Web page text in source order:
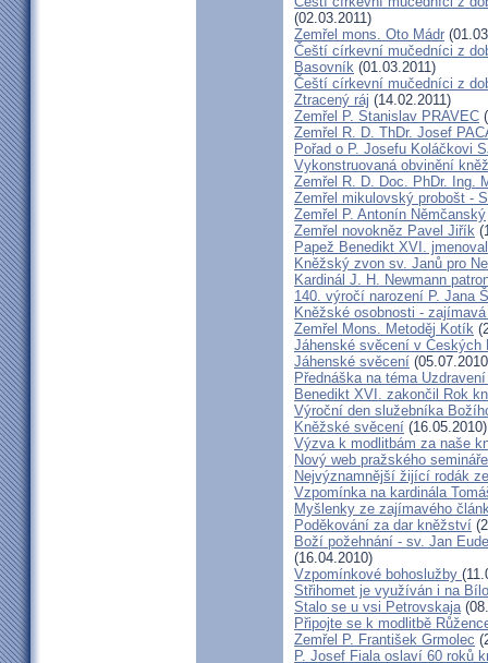
(02.03.2011)
Zemřel mons. Oto Mádr
Čeští církevní mučedníci z
Basovník (01.03.2011)
Čeští církevní mučedníci z
Ztracený ráj (14.02.2011)
Zemřel P. Stanislav PRAVEC
Zemřel R. D. ThDr. Josef
Pořad o P. Josefu Koláčkovi
Vykonstruovaná obvinění
Zemřel R. D. Doc. PhDr. Ing.
Zemřel mikulovský probošt -
Zemřel P. Antonín Němčanský
Zemřel novokněz Pavel Jiřík
Papež Benedikt XVI.
Kněžský zvon sv. Janů pro
Kardinál J. H. Newmann
140. výročí narození P. Jana
Kněžské osobnosti -
Zemřel Mons. Metoděj Kotík
Jáhenské svěcení v Českých
Jáhenské svěcení
Přednáška na téma
Benedikt XVI. zakončil Rok
Výroční den služebníka
Kněžské svěcení (16.05.2010)
Výzva k modlitbám za naše
Nový web pražského semináře
Nejvýznamnější žijící rodák
Vzpomínka na kardinála
Myšlenky ze zajímavého
Poděkování za dar kněžství
Boží požehnání - sv. Jan
(16.04.2010)
Vzpomínkové bohoslužby
Střihomet je využíván i na
Stalo se u vsi Petrovskaja
Připojte se k modlitbě
Zemřel P. František Grmolec
P. Josef Fiala oslaví 60 roků